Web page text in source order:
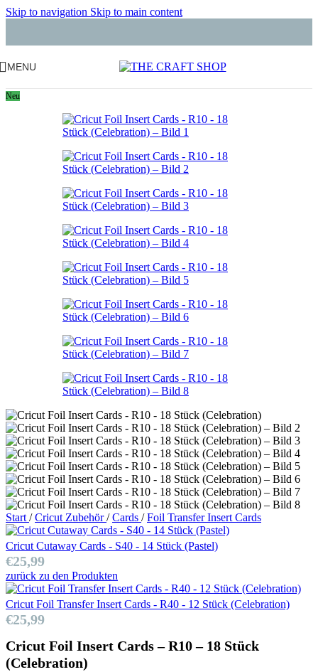
Skip to navigation Skip to main content
MENU
Neu
Start / Cricut Zubehör/ Cards / Foil Transfer Insert Cards
Cricut Cutaway Cards - S40 - 14 Stück (Pastel)
€25,99
zurück zu den Produkten
Cricut Foil Transfer Insert Cards - R40 - 12 Stück (Celebration)
€25,99
Cricut Foil Insert Cards – R10 – 18 Stück
(Celebration)